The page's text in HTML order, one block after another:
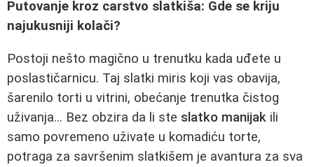
Putovanje kroz carstvo slatkiša: Gde se kriju
najukusniji kolači?
Postoji nešto magično u trenutku kada uđete u
poslastičarnicu. Taj slatki miris koji vas obavija,
šarenilo torti u vitrini, obećanje trenutka čistog
uživanja… Bez obzira da li ste slatko manijak ili
samo povremeno uživate u komadiću torte,
potraga za savršenim slatkišem je avantura za sva